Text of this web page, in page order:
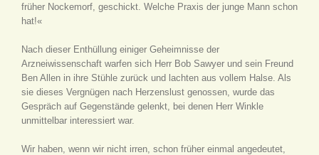
früher Nockemorf, geschickt. Welche Praxis der junge Mann schon
hat!«
Nach dieser Enthüllung einiger Geheimnisse der
Arzneiwissenschaft warfen sich Herr Bob Sawyer und sein Freund
Ben Allen in ihre Stühle zurück und lachten aus vollem Halse. Als
sie dieses Vergnügen nach Herzenslust genossen, wurde das
Gespräch auf Gegenstände gelenkt, bei denen Herr Winkle
unmittelbar interessiert war.
Wir haben, wenn wir nicht irren, schon früher einmal angedeutet,